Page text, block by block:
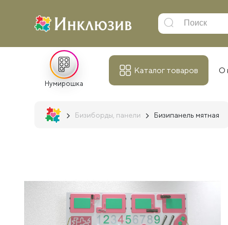
Нумирошка
Каталог товаров О
Бизиборды, панели Бизипанель мятная